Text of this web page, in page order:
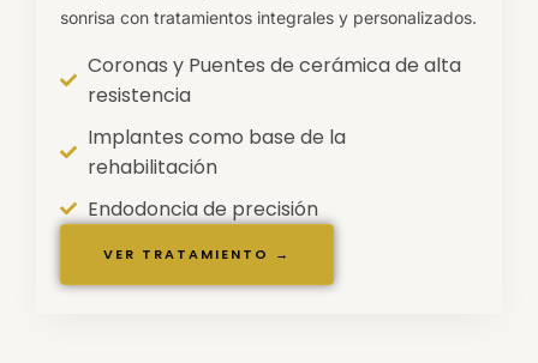
sonrisa con tratamientos integrales y personalizados.
Coronas y Puentes de cerámica de alta
resistencia
Implantes como base de la
rehabilitación
Endodoncia de precisión
VER TRATAMIENTO →